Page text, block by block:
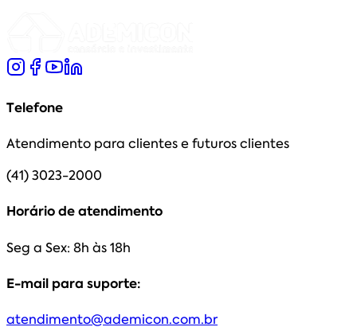
Telefone
Atendimento para clientes e futuros clientes
(41) 3023-2000
Horário de atendimento
Seg a Sex: 8h às 18h
E-mail para suporte:
atendimento@ademicon.com.br